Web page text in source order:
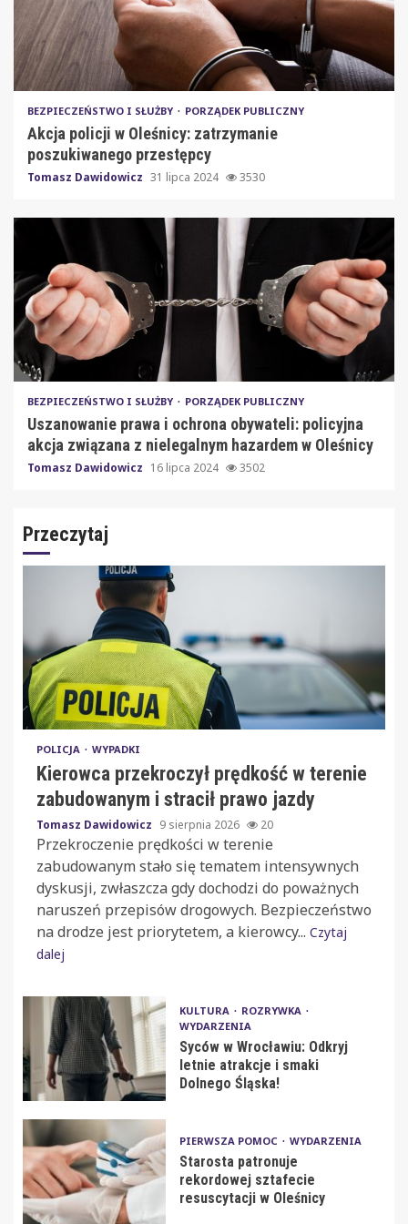
BEZPIECZEŃSTWO I SŁUŻBY PORZĄDEK PUBLICZNY
Akcja policji w Oleśnicy: zatrzymanie
poszukiwanego przestępcy
Tomasz Dawidowicz 31 lipca 2024 3530
BEZPIECZEŃSTWO I SŁUŻBY PORZĄDEK PUBLICZNY
Uszanowanie prawa i ochrona obywateli: policyjna
akcja związana z nielegalnym hazardem w Oleśnicy
Tomasz Dawidowicz 16 lipca 2024 3502
Przeczytaj
POLICJA WYPADKI
Kierowca przekroczył prędkość w terenie
zabudowanym i stracił prawo jazdy
Tomasz Dawidowicz 9 sierpnia 2026 20
Przekroczenie prędkości w terenie
zabudowanym stało się tematem intensywnych
dyskusji, zwłaszcza gdy dochodzi do poważnych
naruszeń przepisów drogowych. Bezpieczeństwo
na drodze jest priorytetem, a kierowcy... Czytaj
dalej
KULTURA
ROZRYWKA
WYDARZENIA
Syców w Wrocławiu: Odkryj
letnie atrakcje i smaki
Dolnego Śląska!
PIERWSZA POMOC WYDARZENIA
Starosta patronuje
rekordowej sztafecie
resuscytacji w Oleśnicy